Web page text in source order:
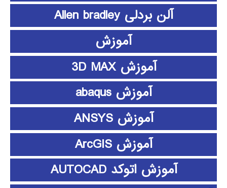
آلن بردلی Allen bradley
آموزش
آموزش 3D MAX
آموزش abaqus
آموزش ANSYS
آموزش ArcGIS
آموزش اتوکد AUTOCAD